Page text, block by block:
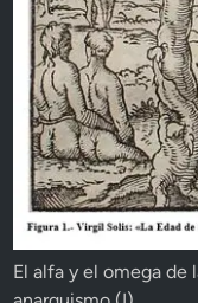
El alfa y el omega de